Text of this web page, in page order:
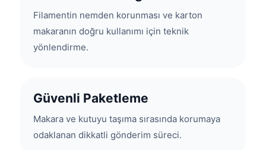
Filamentin nemden korunması ve karton
makaranın doğru kullanımı için teknik
yönlendirme.
Güvenli Paketleme
Makara ve kutuyu taşıma sırasında korumaya
odaklanan dikkatli gönderim süreci.